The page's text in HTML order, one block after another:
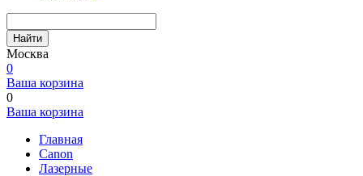
Найти
Москва
0
Ваша корзина
0
Ваша корзина
Главная
Canon
Лазерные